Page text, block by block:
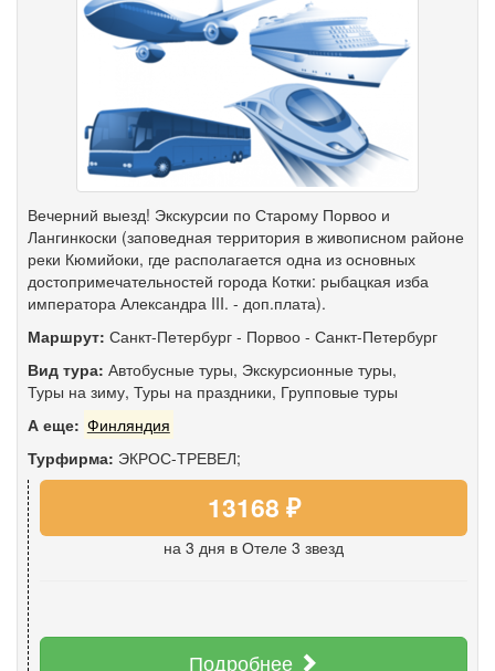
Вечерний выезд! Экскурсии по Старому Порвоо и
Лангинкоски (заповедная территория в живописном районе
реки Кюмийоки, где располагается одна из основных
достопримечательностей города Котки: рыбацкая изба
императора Александра III. - доп.плата).
Маршрут: Санкт-Петербург - Порвоо - Санкт-Петербург
Вид тура: Автобусные туры, Экскурсионные туры,
Туры на зиму, Туры на праздники, Групповые туры
А еще: Финляндия
Турфирма: ЭКРОС-ТРЕВЕЛ;
13168 ₽
на 3 дня в Отеле 3 звезд
Подробнее